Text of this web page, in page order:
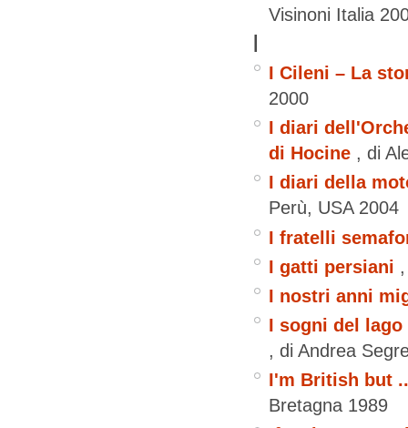
Visinoni Italia
I
I Cileni – La
2000
I diari
di Hocine , di
I diari della
Perù, USA 2004
I fratelli
I gatti persiani
I nostri anni
I sogni del
, di Andrea
I'm British but
Bretagna 1989